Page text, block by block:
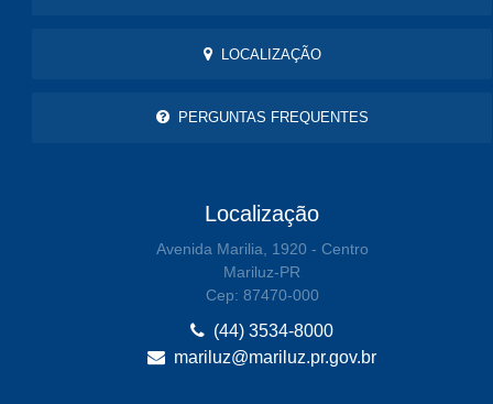
LOCALIZAÇÃO
PERGUNTAS FREQUENTES
Localização
Avenida Marilia, 1920 - Centro
Mariluz-PR
Cep: 87470-000
(44) 3534-8000
mariluz@mariluz.pr.gov.br